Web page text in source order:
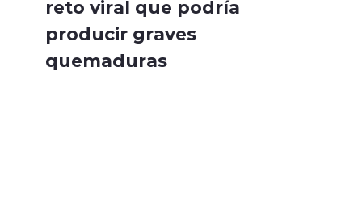
reto viral que podría
producir graves
quemaduras